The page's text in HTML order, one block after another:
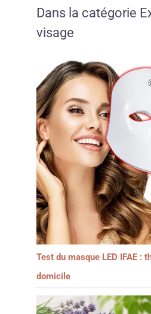
Dans la catégorie
visage
Test du masque LED IFAE :
domicile